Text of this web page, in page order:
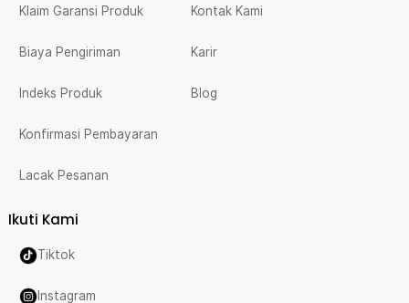
Klaim Garansi Produk
Biaya Pengiriman
Indeks Produk
Konfirmasi Pembayaran
Lacak Pesanan
Kontak Kami
Karir
Blog
Ikuti Kami
Tiktok
Instagram